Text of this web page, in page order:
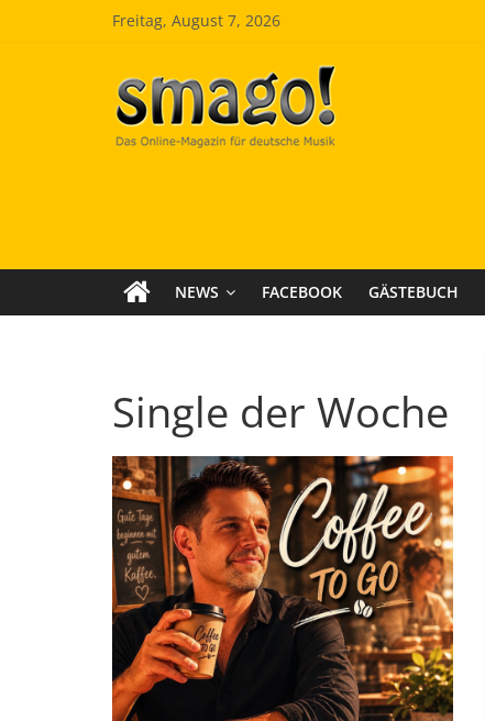
Freitag, August 7, 2026
Smago
SchlagerMAGazinOnline
NEWS FACEBOOK GÄSTEBUCH
Single der Woche